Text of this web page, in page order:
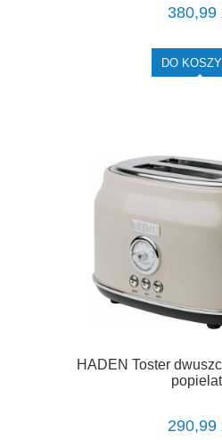
380,99
DO
HADEN Toster
290,99